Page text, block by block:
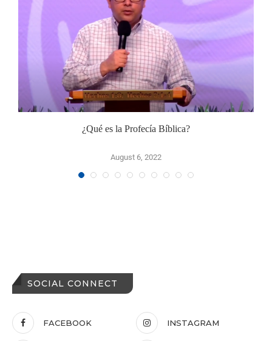
¿Qué es la Profecía Bíblica?
August 6, 2022
SOCIAL CONNECT
FACEBOOK INSTAGRAM